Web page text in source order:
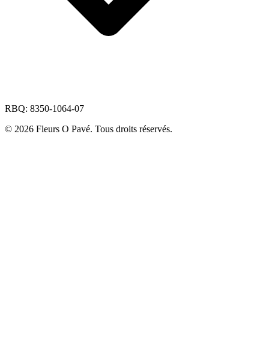
RBQ: 8350-1064-07
© 2026 Fleurs O Pavé. Tous droits réservés.